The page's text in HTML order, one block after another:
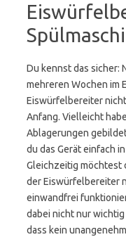
Du kennst das sicher:
mehreren Wochen im
Eiswürfelbereiter
Anfang. Vielleicht
Ablagerungen
du das Gerät einfach
Gleichzeitig möchtest
der Eiswürfelbereiter
einwandfrei
dabei nicht nur
dass kein